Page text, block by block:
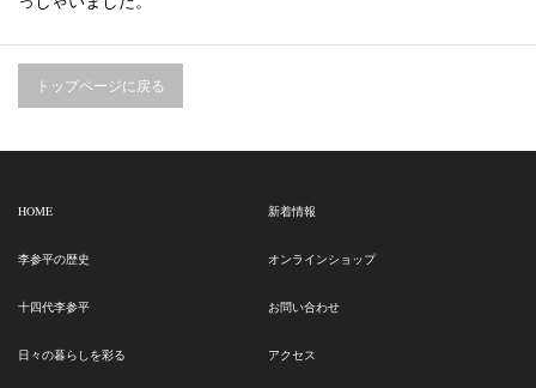
トップページに戻る
HOME
李参平の歴史
十四代李参平
日々の暮らしを彩る
新着情報
オンラインショップ
お問い合わせ
アクセス